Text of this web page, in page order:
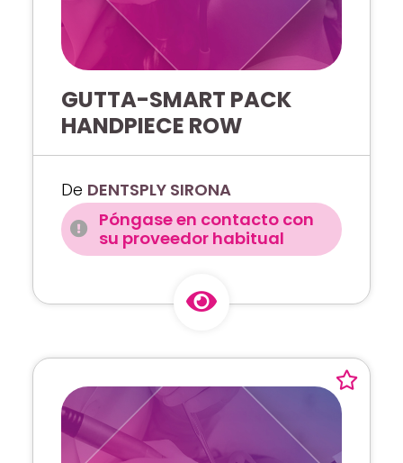
GUTTA-SMART PACK
HANDPIECE ROW
De DENTSPLY SIRONA
Póngase en contacto con
su proveedor habitual